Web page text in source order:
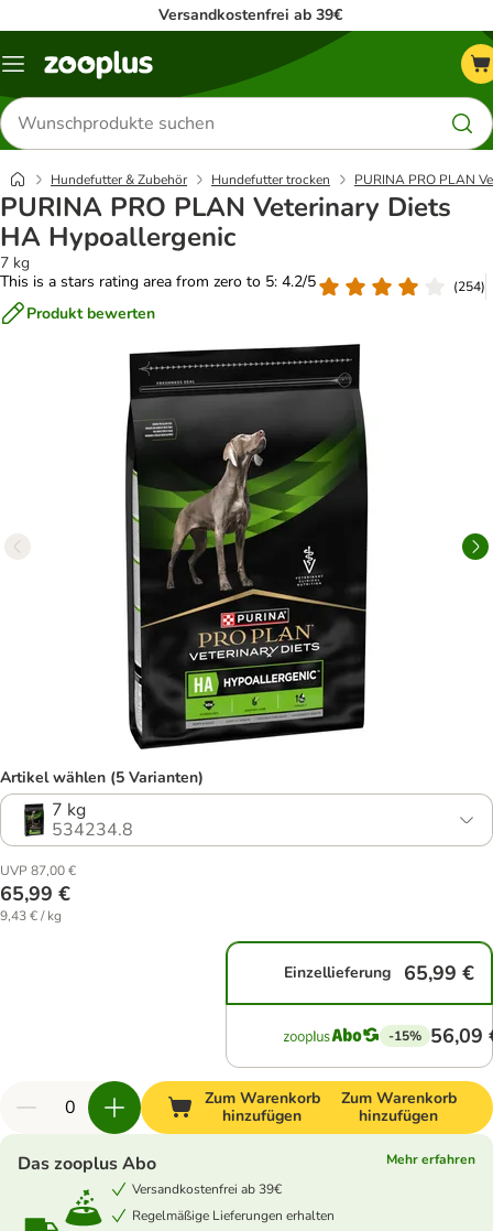
Versandkostenfrei ab 39€
Menü
Produkte
suchen
Hundefutter & Zubehör Hundefutter trocken PURINA PRO PLAN
PURINA PRO PLAN Veterinary Diets
HA Hypoallergenic
7 kg
This is a stars rating area from zero to 5: 4.2/5
(254)
Produkt bewerten
Artikel wählen (5 Varianten)
7 kg
534234.8
UVP 87,00 €
65,99 €
9,43 € / kg
Einzellieferung 65,99 €
-15% 56,09
Zum Warenkorb
hinzufügen
Zum Warenkorb
hinzufügen
Das zooplus Abo
Mehr erfahren
Versandkostenfrei ab 39€
Regelmäßige Lieferungen erhalten